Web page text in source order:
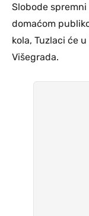
Slobode
domaćom
kola, Tuzlaci će
Višegrada.